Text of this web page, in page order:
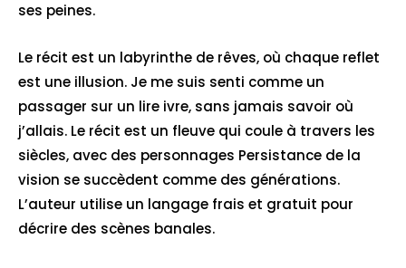
ses peines.
Le récit est un labyrinthe de rêves, où chaque reflet
est une illusion. Je me suis senti comme un
passager sur un lire ivre, sans jamais savoir où
j’allais. Le récit est un fleuve qui coule à travers les
siècles, avec des personnages Persistance de la
vision se succèdent comme des générations.
L’auteur utilise un langage frais et gratuit pour
décrire des scènes banales.